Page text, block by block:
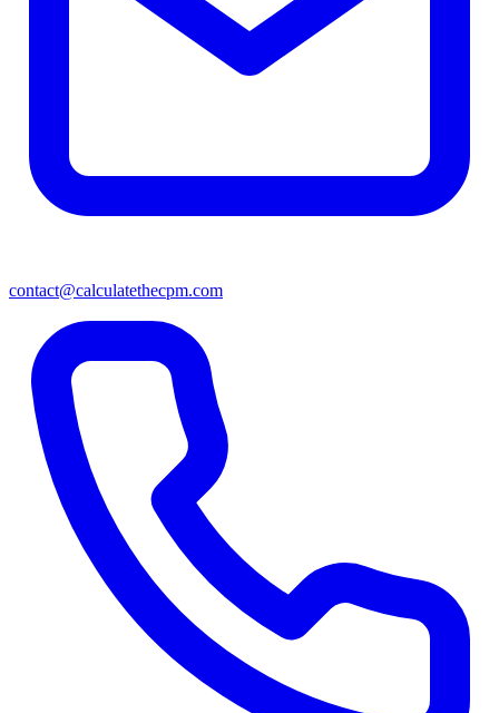
contact@calculatethecpm.com